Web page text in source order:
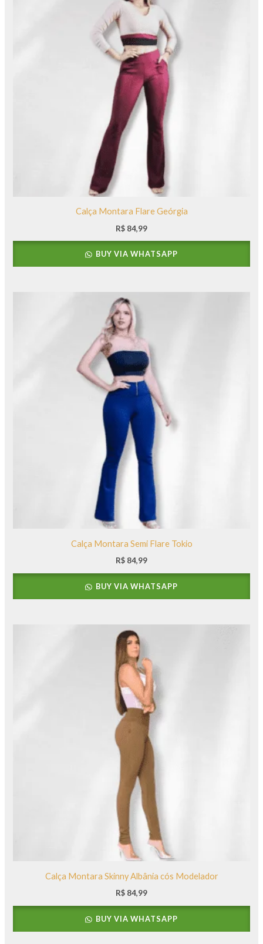
Calça Montara Flare Geórgia
R$ 84,99
BUY VIA WHATSAPP
Calça Montara Semi Flare Tokio
R$ 84,99
BUY VIA WHATSAPP
Calça Montara Skinny Albânia cós Modelador
R$ 84,99
BUY VIA WHATSAPP